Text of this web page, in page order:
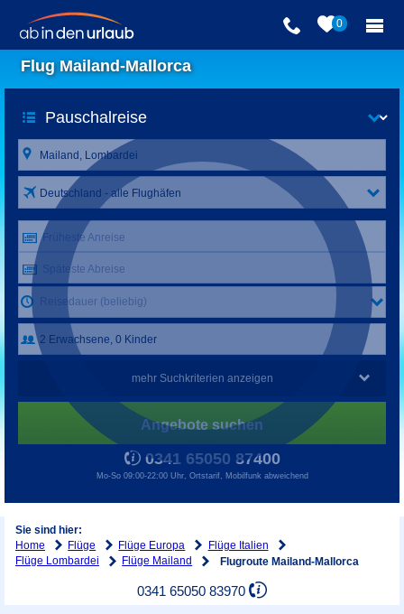
0
Flug Mailand-Mallorca
Deutschland - alle Flughäfen
Früheste Anreise
Späteste Abreise
Reisedauer (beliebig)
mehr Suchkriterien anzeigen
Angebote suchen
0341 65050 87400
Mo-So 09:00-22:00 Uhr, Ortstarif, Mobilfunk abweichend
Sie sind hier:
Home
Flüge Flüge Europa
Flüge Italien
Flüge Lombardei
Flüge Mailand Flugroute Mailand-Mallorca
0341 65050 83970